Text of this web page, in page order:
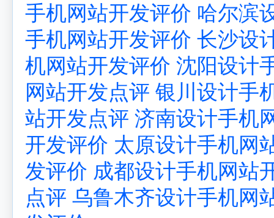
手机网站开发评价 哈尔滨
手机网站开发评价 长沙设
机网站开发评价 沈阳设计
网站开发点评 银川设计手
站开发点评 济南设计手机
开发评价 太原设计手机网
发评价 成都设计手机网站
点评 乌鲁木齐设计手机网